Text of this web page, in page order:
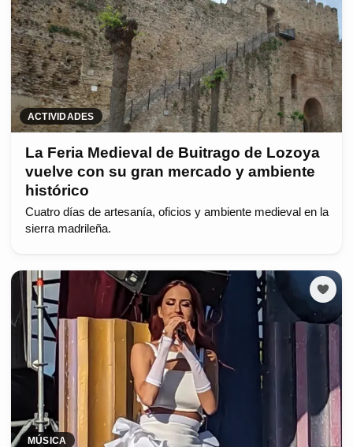
ACTIVIDADES
La Feria Medieval de Buitrago de Lozoya
vuelve con su gran mercado y ambiente
histórico
Cuatro días de artesanía, oficios y ambiente medieval en la
sierra madrileña.
MÚSICA